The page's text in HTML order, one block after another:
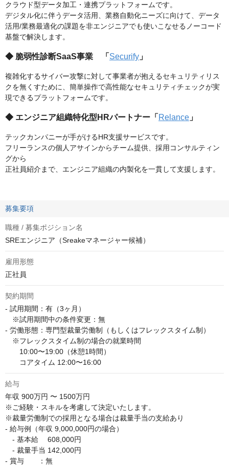
クラウド型データ加工・連携プラットフォームです。
デジタル化に伴うデータ活用、業務自動化ニーズに向けて、データ
活用/業務最適化の課題を非エンジニアでも使いこなせるノーコード
基盤で解決します。
◆ 脆弱性診断SaaS事業 「 Securify 」
複雑化するサイバー攻撃に対して事業者が抱えるセキュリティリス
クを無くすために、簡単操作で高性能なセキュリティチェックが実
現できるプラットフォームです。
◆ エンジニア組織特化型HRパートナー「 Relance 」
テックカンパニーが手がけるHR支援サービスです。
フリーランスの個人アサインからチーム提供、採用コンサルティン
グから
正社員紹介まで、エンジニア組織の内製化を一貫して支援します。
募集要項
職種 / 募集ポジション名
SREエンジニア（Sreakeマネージャー候補）
雇用形態
正社員
契約期間
- 試用期間：有（3ヶ月）
※試用期間中の条件変更：無
- 労働形態：専門型裁量労働制（もしくはフレックスタイム制）
※フレックスタイム制の場合の就業時間
10:00〜19:00（休憩1時間）
コアタイム 12:00〜16:00
給与
年収 900万円 〜 1500万円
※ご経験・スキルを考慮して決定いたします。
※裁量労働制での採用となる場合は裁量手当の支給あり
- 給与例（年収 9,000,000円の場合）
- 基本給　 608,000円
- 裁量手当 142,000円
- 賞与　　：無